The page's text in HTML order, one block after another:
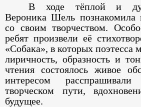
В ходе тёплой и
Вероника Шель познакомила
со своим творчеством.
ребят произвели её
«Собака», в которых поэтесса
лиричность, образность и
чтения состоялось живое
интересом
творческом пути,
будущее.